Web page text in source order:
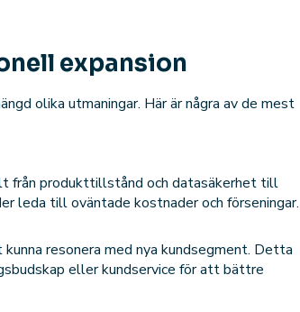
expansion
olika utmaningar. Här är några av de mest
från produkttillstånd och datasäkerhet till
leda till oväntade kostnader och förseningar.
resonera med nya kundsegment. Detta
eller kundservice för att bättre